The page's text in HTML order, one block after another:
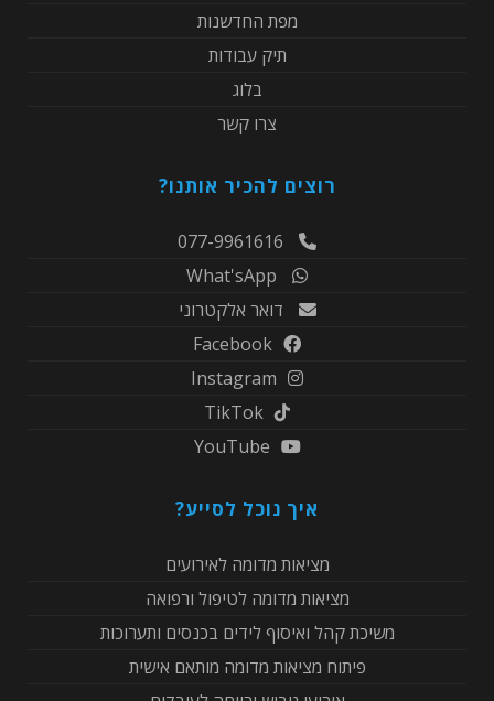
מפת החדשנות
תיק עבודות
בלוג
צרו קשר
רוצים להכיר אותנו?
דואר אלקטרוני
Facebook
Instagram
TikTok
YouTube
איך נוכל לסייע?
מציאות מדומה לאירועים
מציאות מדומה לטיפול ורפואה
משיכת קהל ואיסוף לידים בכנסים ותערוכות
פיתוח מציאות מדומה מותאם אישית